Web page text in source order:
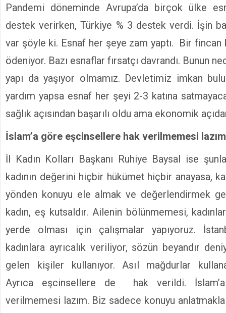
Pandemi döneminde Avrupa’da birçok ülke
destek verirken, Türkiye % 3 destek verdi. İşin
var şöyle ki. Esnaf her şeye zam yaptı. Bir fincan
ödeniyor. Bazı esnaflar fırsatçı davrandı. Bunun
yapı da yaşıyor olmamız. Devletimiz imkan
yardım yapsa esnaf her şeyi 2-3 katına
sağlık açısından başarılı oldu ama ekonomik
İslam’a göre eşcinsellere hak verilmemesi lazım
İl Kadın Kolları Başkanı Ruhiye Baysal ise
kadının değerini hiçbir hükümet hiçbir anayasa,
yönden konuyu ele almak ve değerlendirmek
kadın, eş kutsaldır. Ailenin bölünmemesi,
yerde olması için çalışmalar yapıyoruz.
kadınlara ayrıcalık veriliyor, sözün beyandır
gelen kişiler kullanıyor. Asıl mağdurlar
Ayrıca eşcinsellere de hak verildi.
verilmemesi lazım. Biz sadece konuyu